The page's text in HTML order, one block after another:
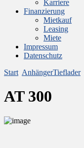
Karriere
Finanzierung
Mietkauf
Leasing
Miete
Impressum
Datenschutz
Start AnhängerTieflader
AT 300